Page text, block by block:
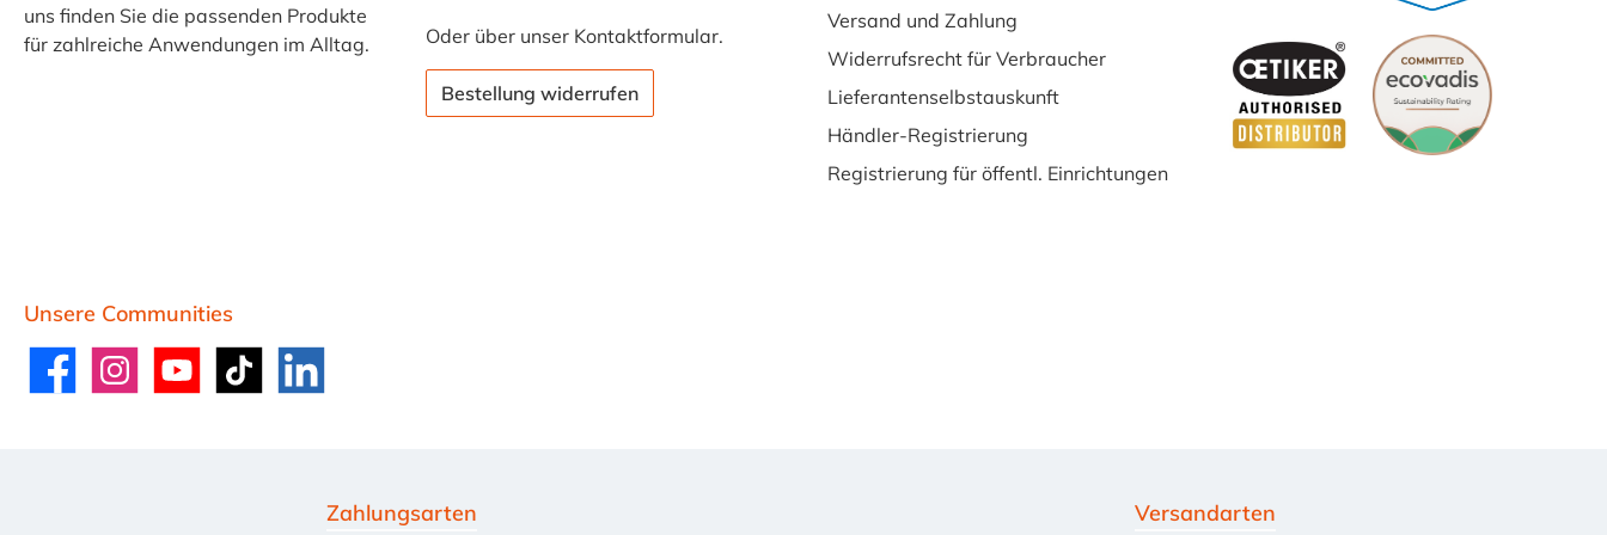
uns finden Sie die passenden Produkte
für zahlreiche Anwendungen im Alltag.
Oder über unser Kontaktformular.
Bestellung widerrufen
Versand und Zahlung
Widerrufsrecht für Verbraucher
Lieferantenselbstauskunft
Händler-Registrierung
Registrierung für öffentl. Einrichtungen
Unsere Communities
FacebookInstagramYouTube TikTok LinkedIn
Zahlungsarten Versandarten